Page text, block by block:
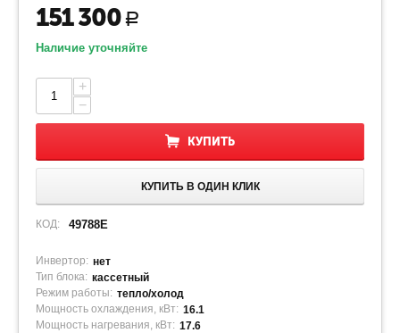
151 300 Р
Наличие уточняйте
+
−
КУПИТЬ
КУПИТЬ В ОДИН КЛИК
КОД: 49788E
Инвертор: нет
Тип блока: кассетный
Режим работы: тепло/холод
Мощность охлаждения, кВт: 16.1
Мощность нагревания, кВт: 17.6